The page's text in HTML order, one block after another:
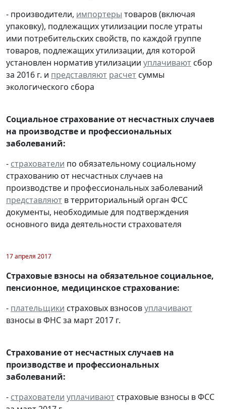
- производители, импортеры товаров (включая
упаковку), подлежащих утилизации после утраты
ими потребительских свойств, по каждой группе
товаров, подлежащих утилизации, для которой
установлен норматив утилизации уплачивают сбор
за 2016 г. и представляют расчет суммы
экологического сбора
Социальное страхование от несчастных случаев
на производстве и профессиональных
заболеваний:
- страхователи по обязательному социальному
страхованию от несчастных случаев на
производстве и профессиональных заболеваний
представляют в территориальный орган ФСС
документы, необходимые для подтверждения
основного вида деятельности страхователя
17 апреля 2017
Страховые взносы на обязательное социальное,
пенсионное, медицинское страхование:
- плательщики страховых взносовуплачивают
взносы в ФНС за март 2017 г.
Страхование от несчастных случаев на
производстве и профессиональных
заболеваний:
- страхователи уплачивают страховые взносы в ФСС